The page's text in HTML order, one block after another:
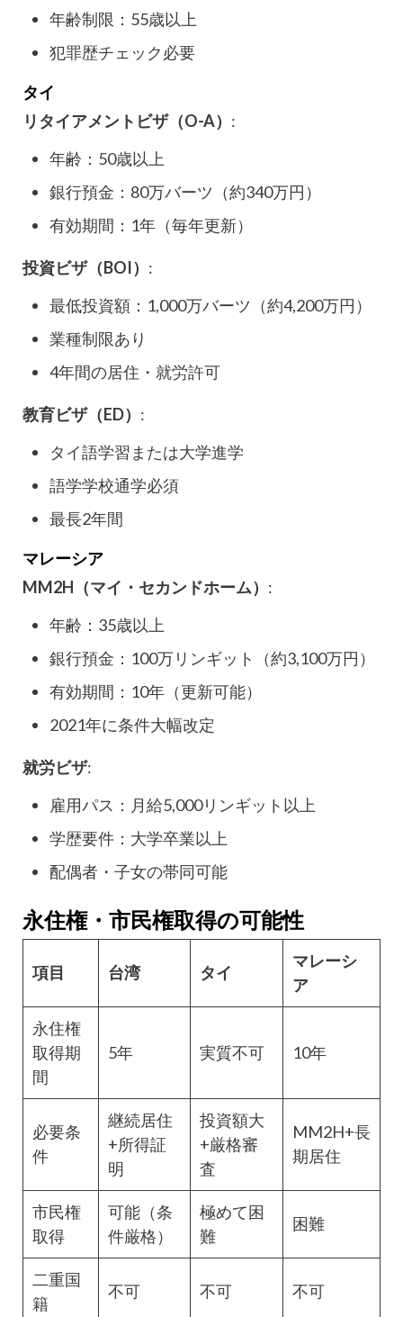
年齢制限：55歳以上
犯罪歴チェック必要
タイ
リタイアメントビザ（O-A） :
年齢：50歳以上
銀行預金：80万バーツ（約340万円）
有効期間：1年（毎年更新）
投資ビザ（BOI） :
最低投資額：1,000万バーツ（約4,200万円）
業種制限あり
4年間の居住・就労許可
教育ビザ（ED） :
タイ語学習または大学進学
語学学校通学必須
最長2年間
マレーシア
MM2H（マイ・セカンドホーム） :
年齢：35歳以上
銀行預金：100万リンギット（約3,100万円）
有効期間：10年（更新可能）
2021年に条件大幅改定
就労ビザ:
雇用パス：月給5,000リンギット以上
学歴要件：大学卒業以上
配偶者・子女の帯同可能
永住権・市民権取得の可能性
項目 台湾 タイ
マレーシ
ア
永住権
取得期
間
5年 実質不可 10年
必要条
件
継続居住
+所得証
明
投資額大
+厳格審
査
MM2H+長
期居住
市民権
取得
可能（条
件厳格）
極めて困
難
困難
二重国
籍
不可 不可 不可